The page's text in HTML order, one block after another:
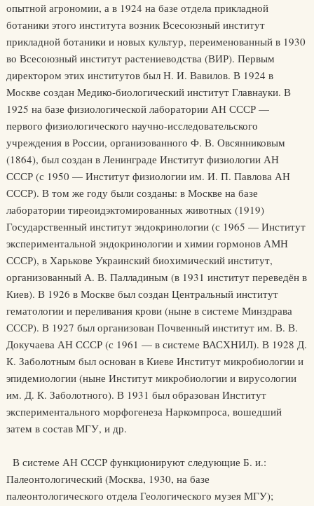
опытной агрономии, а в 1924 на базе отдела прикладной
ботаники этого института возник Всесоюзный институт
прикладной ботаники и новых культур, переименованный в 1930
во Всесоюзный институт растениеводства (ВИР). Первым
директором этих институтов был Н. И. Вавилов. В 1924 в
Москве создан Медико-биологический институт Главнауки. В
1925 на базе физиологической лаборатории АН СССР —
первого физиологического научно-исследовательского
учреждения в России, организованного Ф. В. Овсянниковым
(1864), был создан в Ленинграде Институт физиологии АН
СССР (с 1950 — Институт физиологии им. И. П. Павлова АН
СССР). В том же году были созданы: в Москве на базе
лаборатории тиреоидэктомированных животных (1919)
Государственный институт эндокринологии (с 1965 — Институт
экспериментальной эндокринологии и химии гормонов АМН
СССР), в Харькове Украинский биохимический институт,
организованный А. В. Палладиным (в 1931 институт переведён в
Киев). В 1926 в Москве был создан Центральный институт
гематологии и переливания крови (ныне в системе Минздрава
СССР). В 1927 был организован Почвенный институт им. В. В.
Докучаева АН СССР (с 1961 — в системе ВАСХНИЛ). В 1928 Д.
К. Заболотным был основан в Киеве Институт микробиологии и
эпидемиологии (ныне Институт микробиологии и вирусологии
им. Д. К. Заболотного). В 1931 был образован Институт
экспериментального морфогенеза Наркомпроса, вошедший
затем в состав МГУ, и др.
В системе АН СССР функционируют следующие Б. и.:
Палеонтологический (Москва, 1930, на базе
палеонтологического отдела Геологического музея МГУ);